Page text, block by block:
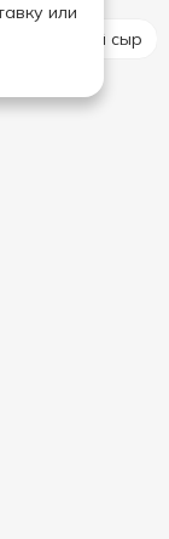
или
Рассольный сыр